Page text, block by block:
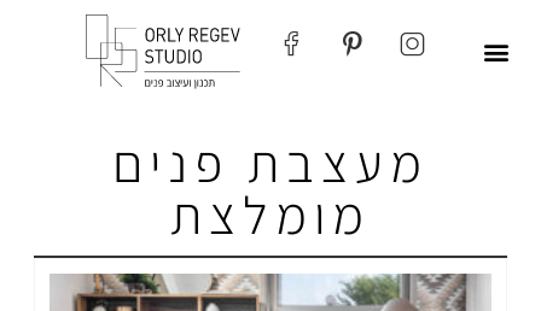
מעצבת פנים
מומלצת